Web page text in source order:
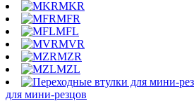
MKR
MFR
MFL
MVR
MZR
MZL
для мини-резцов